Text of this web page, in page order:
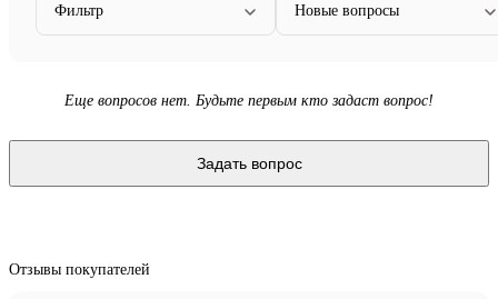
Фильтр Новые вопросы
Еще вопросов нет. Будьте первым кто задаст вопрос!
Задать вопрос
Отзывы покупателей